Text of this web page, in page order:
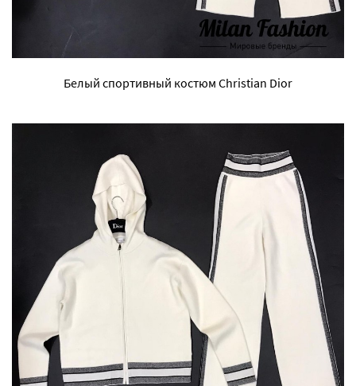
Белый спортивный костюм Christian Dior